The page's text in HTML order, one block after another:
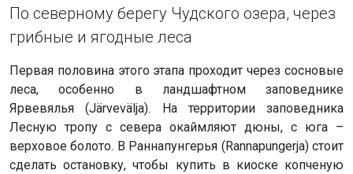
По северному берегу Чудского озера, через
грибные и ягодные леса
Первая половина этого этапа проходит через сосновые
леса, особенно в ландшафтном заповеднике
Ярвевялья (Järvevälja). На территории заповедника
Лесную тропу с севера окаймляют дюны, с юга –
верховое болото. В Раннапунгерья (Rannapungerja) стоит
сделать остановку, чтобы купить в киоске копченую